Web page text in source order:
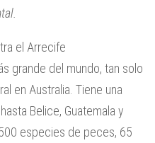
el Arrecife
grande del mundo, tan solo
en Australia. Tiene una
Belice, Guatemala y
especies de peces, 65